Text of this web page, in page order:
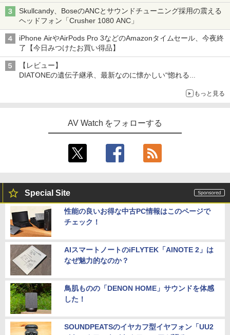
Skullcandy、BoseのANCとサウンドチューニング採用の震える
ヘッドフォン「Crusher 1080 ANC」
iPhone AirやAirPods Pro 3などのAmazonタイムセール、今夜終
了【今日みつけたお買い得品】
【レビュー】
DIATONEの遺伝子継承、最新なのに懐かしい“惚れる
もっと見る
AV Watch をフォローする
Special Site
性能の良いお得な中古PC情報はこのページで
チェック！
AIスマートノートのiFLYTEK「AINOTE 2」は
なぜ魅力的なのか？
鳥肌ものの「DENON HOME」サウンドを体感
した！
SOUNDPEATSのイヤカフ型イヤフォン「UU2